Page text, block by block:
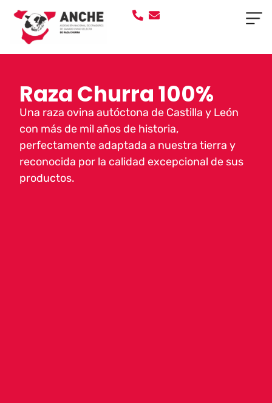
Raza Churra 100%
Una raza ovina autóctona de Castilla y León
con más de mil años de historia,
perfectamente adaptada a nuestra tierra y
reconocida por la calidad excepcional de sus
productos.